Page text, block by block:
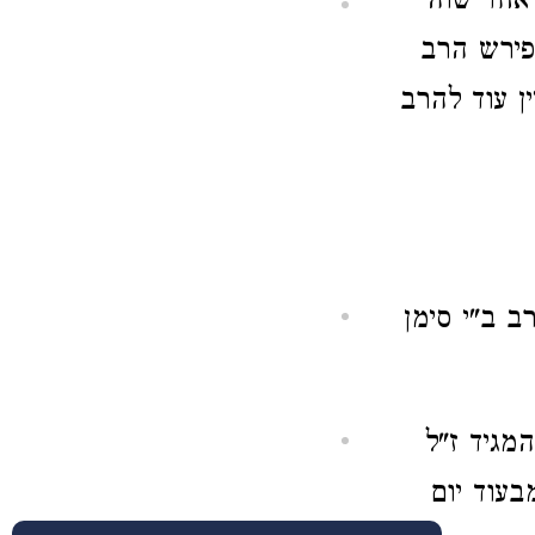
הרב
עוד להרב
ב"י סימן
ז"ל
יום